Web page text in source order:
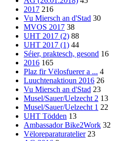
2017 216
Vu Miersch an d'Stad 30
MVOS 2017 38
UHT 2017 (2) 88
UHT 2017 (1) 44
Séier, praktesch, gesond 16
2016 165
Plaz fir Vëlosfuerer a ... 4
Luuchtenaktioun 2016 26
Vu Miersch an d'Stad 23
Musel/Sauer/Uelzecht 2 13
Musel/Sauer/Uelzecht 1 22
UHT Tödden 13
Ambassador Bike2Work 32
Vëloreparaturatelier 23